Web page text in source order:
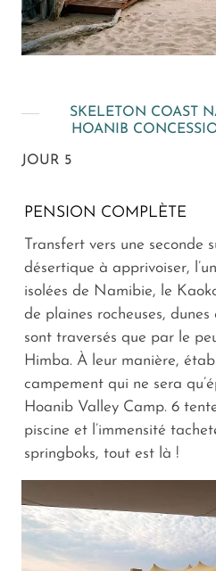
SKELETON COAST
HOANIB
JOUR 5
PENSION COMPLÈTE
Transfert vers une seconde
désertique à apprivoiser,
isolées de Namibie, le
de plaines rocheuses, dunes
sont traversés que par le
Himba. À leur manière,
campement qui ne sera
Hoanib Valley Camp. 6
piscine et l’immensité
springboks, tout est là !